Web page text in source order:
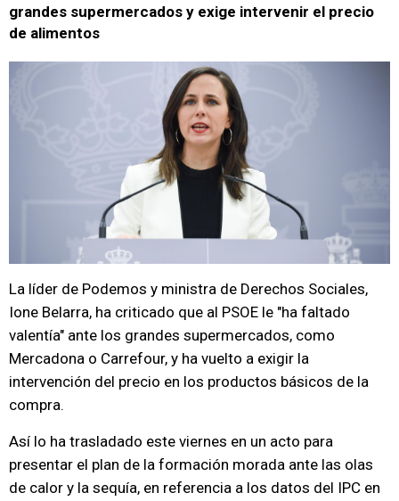
grandes supermercados y exige intervenir el precio
de alimentos
La líder de Podemos y ministra de Derechos Sociales,
Ione Belarra, ha criticado que al PSOE le "ha faltado
valentía" ante los grandes supermercados, como
Mercadona o Carrefour, y ha vuelto a exigir la
intervención del precio en los productos básicos de la
compra.
Así lo ha trasladado este viernes en un acto para
presentar el plan de la formación morada ante las olas
de calor y la sequía, en referencia a los datos del IPC en